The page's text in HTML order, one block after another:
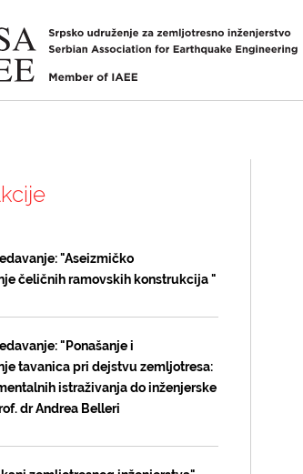
"Aseizmičko
čeličnih ramovskih konstrukcija "
"Ponašanje i
tavanica pri dejstvu zemljotresa:
istraživanja do inženjerske
dr Andrea Belleri